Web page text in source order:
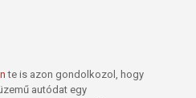
te is azon gondolkozol, hogy
autódat egy